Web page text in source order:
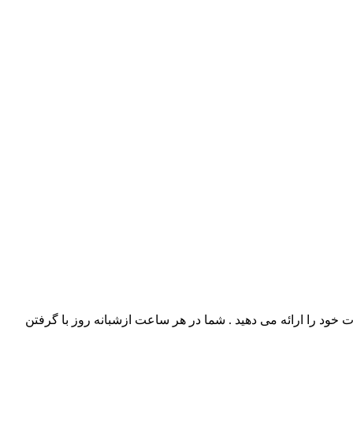
برفی) خدمات خود را ارائه می دهید . شما در هر ساعت ازشبانه روز با گرفتن